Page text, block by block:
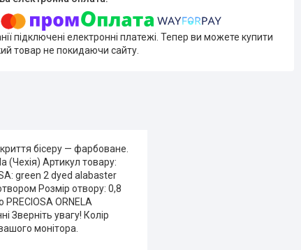
підключені електронні платежі. Тепер ви можете купити
товар не покидаючи сайту.
бісеру — фарбоване.
(Чехія) Артикул товару:
green 2 dyed alabaster
Розмір отвору: 0,8
ORNELA
Зверніть увагу! Колір
монітора.